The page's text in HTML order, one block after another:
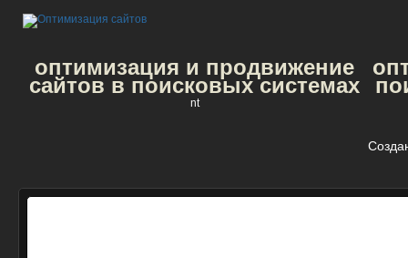
оптимизация и продвижение
сайтов в поисковых системах
nt